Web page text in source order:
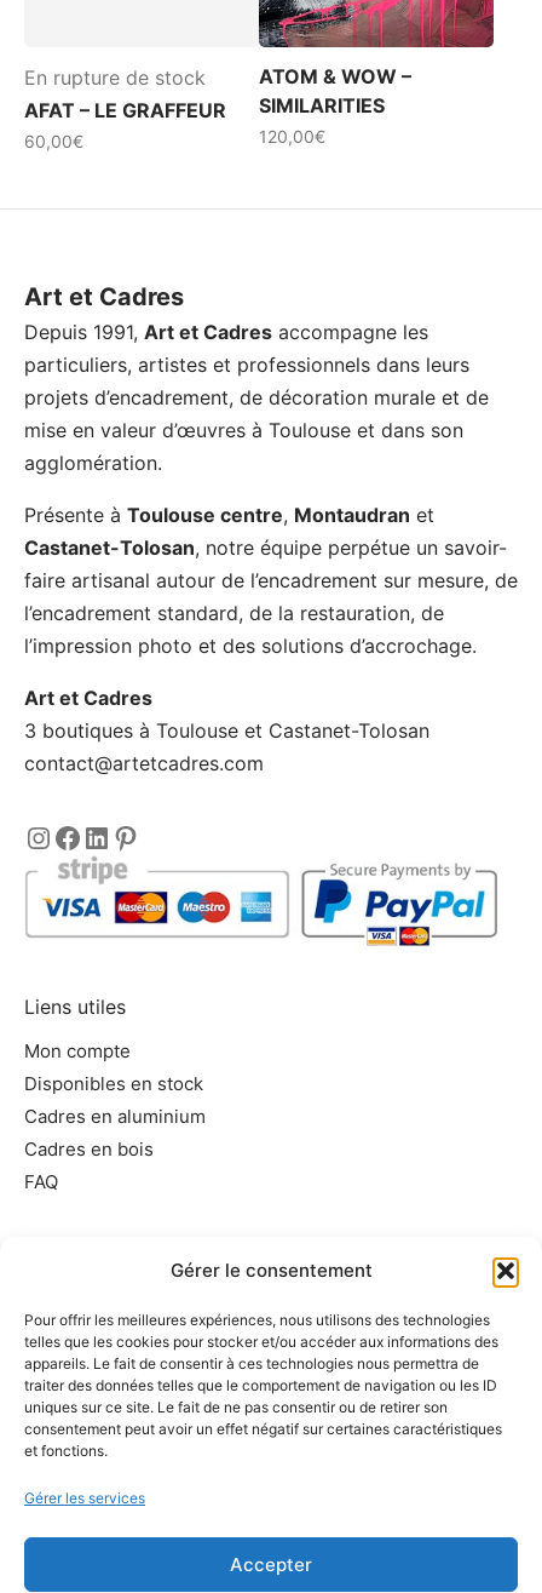
Gérer le consentement
Pour offrir les meilleures expériences, nous utilisons des technologies
telles que les cookies pour stocker et/ou accéder aux informations des
appareils. Le fait de consentir à ces technologies nous permettra de
traiter des données telles que le comportement de navigation ou les ID
uniques sur ce site. Le fait de ne pas consentir ou de retirer son
consentement peut avoir un effet négatif sur certaines caractéristiques
et fonctions.
Gérer les services
Accepter
En rupture de stock
AFAT – LE GRAFFEUR
60,00€
ATOM & WOW –
SIMILARITIES
120,00€
Art et Cadres
Depuis 1991, Art et Cadres accompagne les
particuliers, artistes et professionnels dans leurs
projets d’encadrement, de décoration murale et de
mise en valeur d’œuvres à Toulouse et dans son
agglomération.
Présente à Toulouse centre, Montaudran et
Castanet-Tolosan, notre équipe perpétue un savoir-
faire artisanal autour de l’encadrement sur mesure, de
l’encadrement standard, de la restauration, de
l’impression photo et des solutions d’accrochage.
Art et Cadres
3 boutiques à Toulouse et Castanet-Tolosan
contact@artetcadres.com
Instagram
https://www.facebook.com/
LinkedIn
Pinterest
Liens utiles
Mon compte
Disponibles en stock
Cadres en aluminium
Cadres en bois
FAQ
Mentions légales
Politique de cookies
Politique de confidentialité
Exercer votre droit de rétractation
Demande de suppression d’informations personnelles